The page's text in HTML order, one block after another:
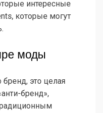
интересные
которые могут
моды
это целая
бренд»,